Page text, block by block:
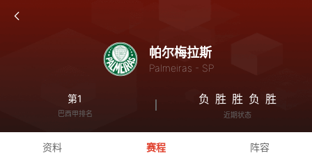
帕尔梅拉斯
Palmeiras - SP
第1
巴西甲排名
负 胜 胜 负 胜
近期状态
资料 赛程 阵容